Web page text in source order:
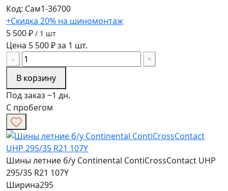
Код: Сам1-36700
+Скидка 20% на шиномонтаж
5 500 ₽ / 1 шт
Цена 5 500 ₽ за 1 шт.
−
+
В корзину
Под заказ ~1 дн.
С пробегом
Шины летние б/у Continental ContiCrossContact UHP
295/35 R21 107Y
Ширина295